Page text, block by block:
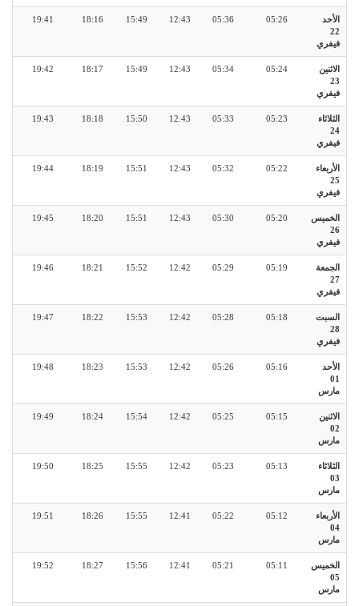
الأحد
22
فيفري
05:26
05:36
12:43
15:49
18:16
19:41
الاثنين
23
فيفري
05:24
05:34
12:43
15:49
18:17
19:42
الثلاثاء
24
فيفري
05:23
05:33
12:43
15:50
18:18
19:43
الأربعاء
25
فيفري
05:22
05:32
12:43
15:51
18:19
19:44
الخميس
26
فيفري
05:20
05:30
12:43
15:51
18:20
19:45
الجمعة
27
فيفري
05:19
05:29
12:42
15:52
18:21
19:46
السبت
28
فيفري
05:18
05:28
12:42
15:53
18:22
19:47
الأحد
01
مارس
05:16
05:26
12:42
15:53
18:23
19:48
الاثنين
02
مارس
05:15
05:25
12:42
15:54
18:24
19:49
الثلاثاء
03
مارس
05:13
05:23
12:42
15:55
18:25
19:50
الأربعاء
04
مارس
05:12
05:22
12:41
15:55
18:26
19:51
الخميس
05
مارس
05:11
05:21
12:41
15:56
18:27
19:52